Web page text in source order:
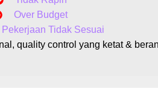
Over Budget
Pekerjaan Tidak Sesuai
quality control yang ketat &